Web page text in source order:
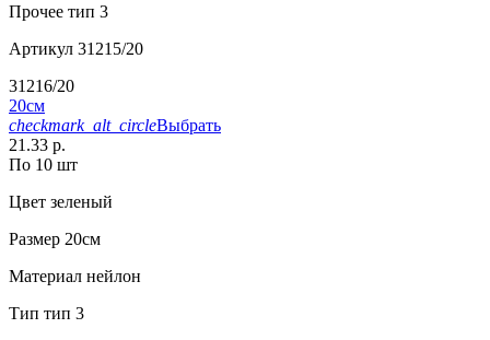
Прочее тип 3
Артикул 31215/20
31216/20
20см
checkmark_alt_circleВыбрать
21.33 р.
По 10 шт
Цвет зеленый
Размер 20см
Материал нейлон
Тип тип 3